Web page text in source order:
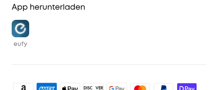
App herunterladen
eufy